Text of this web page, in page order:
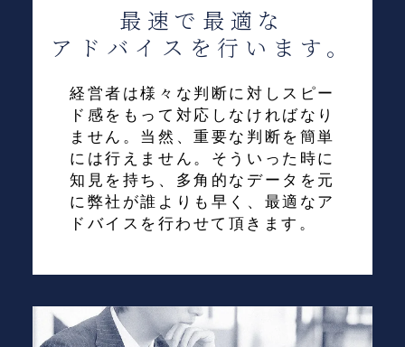
最速で最適な
アドバイスを行います。
経営者は様々な判断に対しスピー
ド感をもって対応しなければなり
ません。当然、重要な判断を簡単
には行えません。そういった時に
知見を持ち、多角的なデータを元
に弊社が誰よりも早く、最適なア
ドバイスを行わせて頂きます。